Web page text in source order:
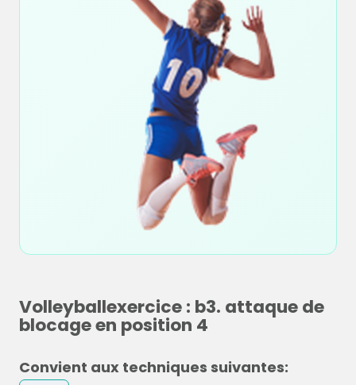
Volleyballexercice : b3. attaque de
blocage en position 4
Convient aux techniques suivantes: